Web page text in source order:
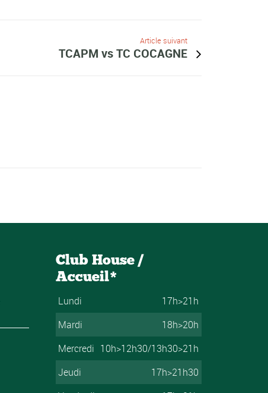
Article suivant
TCAPM vs TC COCAGNE
Club House /
Accueil*
Lundi
17h>21h
Mardi
18h>20h
Mercredi 10h>12h30/13h30>21h
Jeudi
17h>21h30